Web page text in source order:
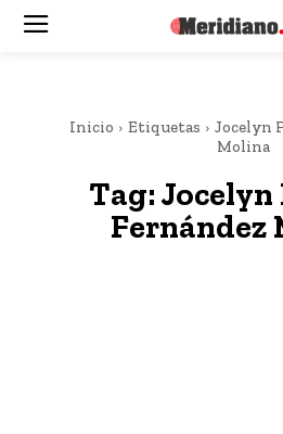
Inicio Etiquetas
Jocelyn
Molina
Tag:
Fernández